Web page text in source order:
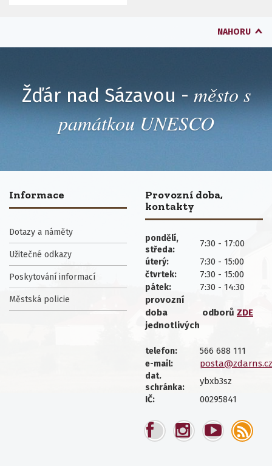
NAHORU
Žďár nad Sázavou - město s
památkou UNESCO
Informace
Dotazy a náměty
Užitečné odkazy
Poskytování informací
Městská policie
Provozní doba,
kontakty
pondělí,
středa:
7:30 - 17:00
úterý: 7:30 - 15:00
čtvrtek: 7:30 - 15:00
pátek:
7:30 - 14:30
provozní
doba
jednotlivých
odborů ZDE
telefon: 566 688 111
e-mail: posta@zdarns.cz
dat.
schránka:
ybxb3sz
IČ: 00295841